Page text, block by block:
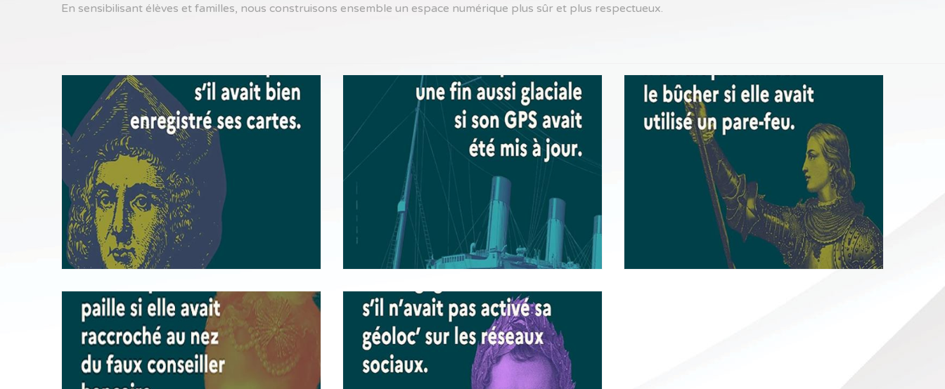
En sensibilisant élèves et familles, nous construisons ensemble un espace numérique plus sûr et plus respectueux.